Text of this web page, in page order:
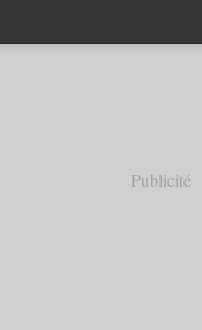
Publicité